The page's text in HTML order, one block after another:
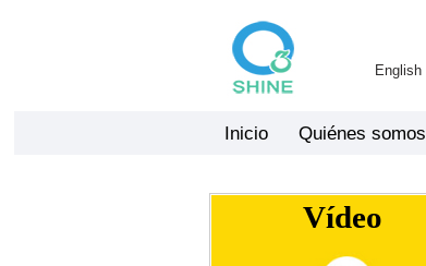
English
Inicio Quiénes somos
Vídeo